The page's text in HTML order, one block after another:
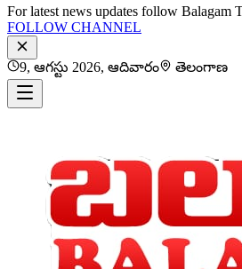
For latest news updates follow Balagam
FOLLOW CHANNEL
9, ఆగస్టు 2026, ఆదివారం తెలంగాణ